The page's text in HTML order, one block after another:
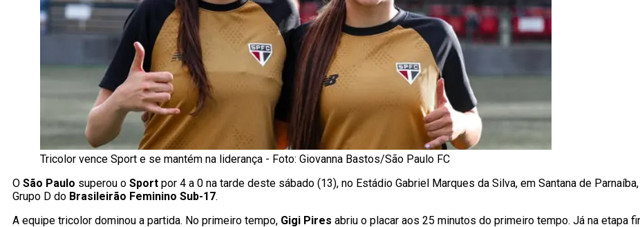
Tricolor vence Sport e se mantém na liderança - Foto: Giovanna Bastos/São Paulo FC
O São Paulo superou o Sport por 4 a 0 na tarde deste sábado (13), no Estádio Gabriel Marques da Silva, em Santana de
Grupo D do Brasileirão Feminino Sub-17.
A equipe tricolor dominou a partida. No primeiro tempo, Gigi Pires abriu o placar aos 25 minutos do primeiro tempo. Já na etapa